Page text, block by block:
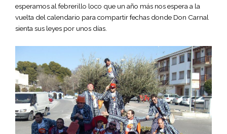
esperamos al febrerillo loco que un año más nos espera a la
vuelta del calendario para compartir fechas donde Don Carnal
sienta sus leyes por unos días.